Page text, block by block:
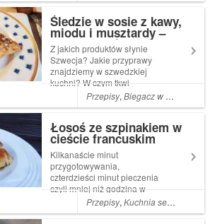
ten sposób w niektórych
miejscach mórz i oceanów ryb
jest już ...
Śledzie w sosie z kawy,
miodu i musztardy –
przepis na świąteczne
danie prosto ze Szwecji
Z jakich produktów słynie
Szwecja? Jakie przyprawy
znajdziemy w szwedzkiej
kuchni? W czym tkwi
tajemnica szwedzkiego
lagom? oraz jakie
znajdziemy na świątecznym,
szwedzkim stole? O tym
rozmawialiśmy dziś podczas
wi...
Przepisy,Biegacz w kuchni
Łosoś ze szpinakiem w
cieście francuskim
Kilkanaście minut
przygotowywania,
czterdzieści minut pieczenia
czyli mniej niż godzina w
kuchni i voila! obiad gotowy.
łosoś ze szpinakiem w cieście
Przepisy,Kuchnia semiwegetariańska